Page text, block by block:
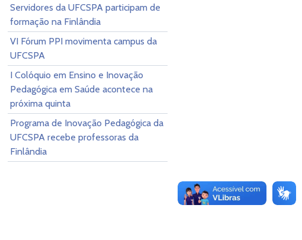
Servidores da UFCSPA participam de
formação na Finlândia
VI Fórum PPI movimenta campus da
UFCSPA
I Colóquio em Ensino e Inovação
Pedagógica em Saúde acontece na
próxima quinta
Programa de Inovação Pedagógica da
UFCSPA recebe professoras da
Finlândia